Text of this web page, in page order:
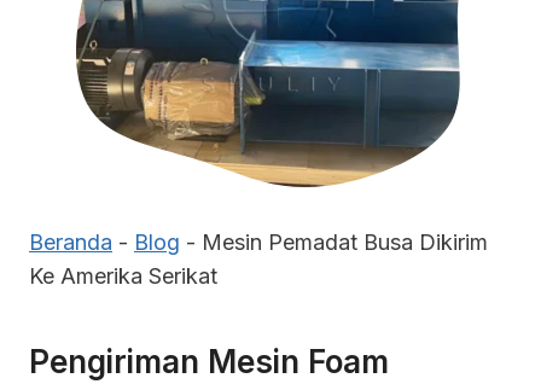
Beranda - Blog - Mesin Pemadat Busa Dikirim
Ke Amerika Serikat
Pengiriman Mesin Foam